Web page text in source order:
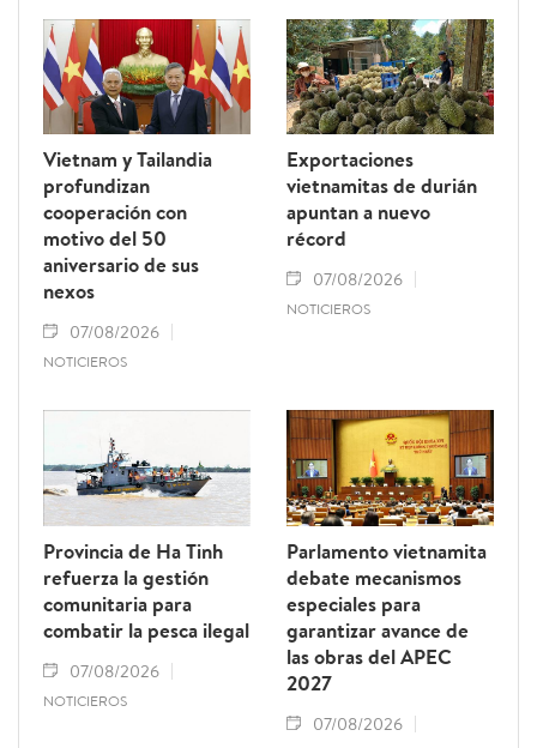
Vietnam y Tailandia
profundizan
cooperación con
motivo del 50
aniversario de sus
nexos
07/08/2026
NOTICIEROS
Exportaciones
vietnamitas de durián
apuntan a nuevo
récord
07/08/2026
NOTICIEROS
Provincia de Ha Tinh
refuerza la gestión
comunitaria para
combatir la pesca ilegal
07/08/2026
NOTICIEROS
Parlamento vietnamita
debate mecanismos
especiales para
garantizar avance de
las obras del APEC
2027
07/08/2026